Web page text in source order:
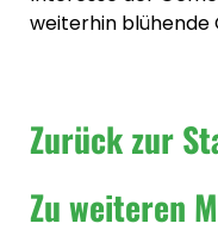
weiterhin blühende
Zurück zur
Zu weiteren